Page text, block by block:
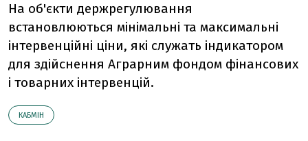
На об'єкти держрегулювання
встановлюються мінімальні та максимальні
інтервенційні ціни, які служать індикатором
для здійснення Аграрним фондом фінансових
і товарних інтервенцій.
КАБМІН